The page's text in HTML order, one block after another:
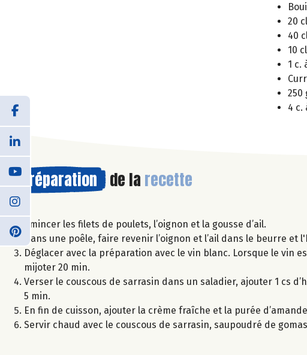
20
40
10
1 c.
250
4 c.
Préparation de la recette
Emincer les filets de poulets, l’oignon et la gousse d’ail.
Dans une poêle, faire revenir l’oignon et l’ail dans le beurre
Déglacer avec la préparation avec le vin blanc. Lorsque le vin
mijoter 20 min.
Verser le couscous de sarrasin dans un saladier, ajouter 1 cs
5 min.
En fin de cuisson, ajouter la crème fraîche et la purée
Servir chaud avec le couscous de sarrasin, saupoudré de